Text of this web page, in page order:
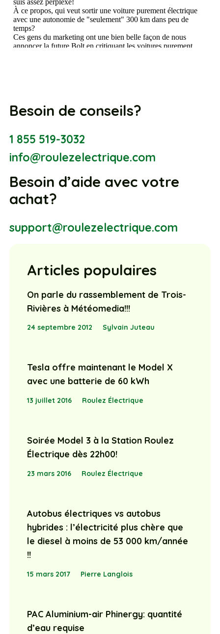
Besoin de conseils?
1 855 519-3032
info@roulezelectrique.com
Besoin d’aide avec votre
achat?
support@roulezelectrique.com
Articles populaires
On parle du rassemblement de Trois-
Rivières à Météomedia!!!
24 septembre 2012 Sylvain Juteau
Tesla offre maintenant le Model X
avec une batterie de 60 kWh
13 juillet 2016 Roulez Électrique
Soirée Model 3 à la Station Roulez
Électrique dès 22h00!
23 mars 2016 Roulez Électrique
Autobus électriques vs autobus
hybrides : l’électricité plus chère que
le diesel à moins de 53 000 km/année
!!
15 mars 2017 Pierre Langlois
PAC Aluminium-air Phinergy: quantité
d’eau requise